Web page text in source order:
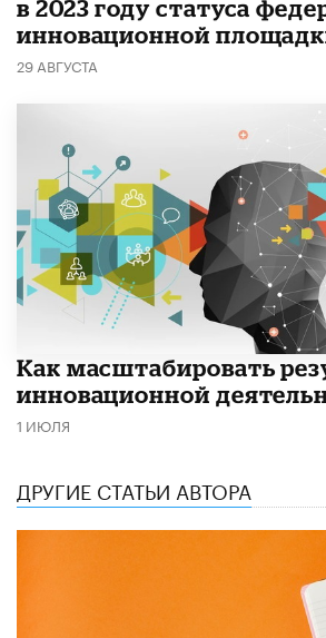
в 2023 году статуса
инновационной
29 АВГУСТА
Как масштабировать
инновационной
1 ИЮЛЯ
ДРУГИЕ СТАТЬИ АВТОРА